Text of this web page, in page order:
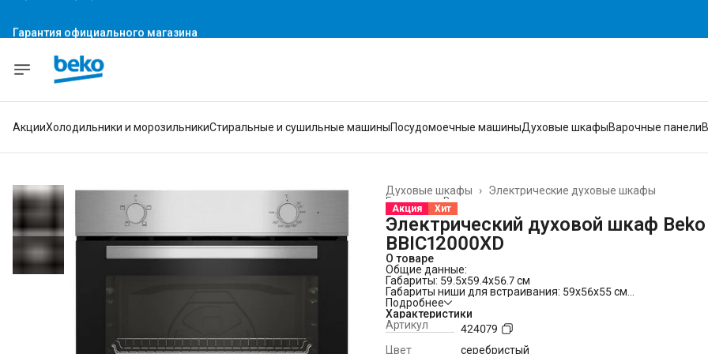
АкцииХолодильники и морозильникиСтиральные и сушильные машиныПосудомоечные машиныДуховые шкафыВарочные панели
Электрические духовые шкафы
Духовые шкафы
›
Встраиваемая техника
Главная ›
Акция Хит
Электрический духовой шкаф Beko
BBIC12000XD
О товаре
Общие данные:
Габариты: 59.5x59.4x56.7 см
Габариты ниши для встраивания: 59x56x55 см
Объем: 74 л
Количество режимов работы: 4
Самоочистка: паровая
Принадлежности: Стандартный противень, Решетка
Режимы работы:
Подробнее
Характеристики
Артикул
424079
Цвет
серебристый